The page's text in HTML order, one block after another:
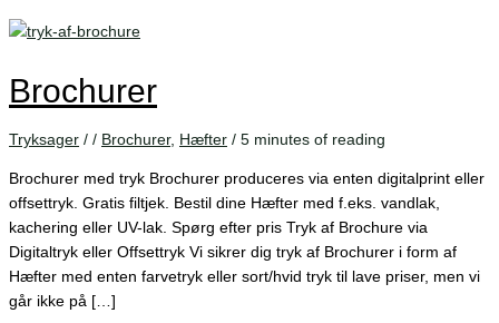
Brochurer
Tryksager / / Brochurer, Hæfter / 5 minutes of reading
Brochurer med tryk Brochurer produceres via enten digitalprint eller
offsettryk. Gratis filtjek. Bestil dine Hæfter med f.eks. vandlak,
kachering eller UV-lak. Spørg efter pris Tryk af Brochure via
Digitaltryk eller Offsettryk Vi sikrer dig tryk af Brochurer i form af
Hæfter med enten farvetryk eller sort/hvid tryk til lave priser, men vi
går ikke på […]